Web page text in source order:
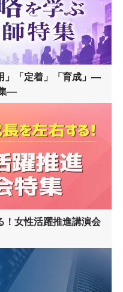
」「定着」「育成」―
―
！女性活躍推進講演会